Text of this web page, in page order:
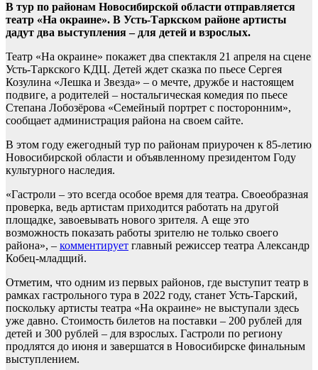
В тур по районам Новосибирской области отправляется
театр «На окраине». В Усть-Таркском районе артисты
дадут два выступления – для детей и взрослых.
Театр «На окраине» покажет два спектакля 21 апреля на сцене
Усть-Таркского КДЦ. Детей ждет сказка по пьесе Сергея
Козулина «Лешка и Звезда» – о мечте, дружбе и настоящем
подвиге, а родителей – ностальгическая комедия по пьесе
Степана Лобозёрова «Семейный портрет с посторонним»,
сообщает администрация района на своем сайте.
В этом году ежегодный тур по районам приурочен к 85-летию
Новосибирской области и объявленному президентом Году
культурного наследия.
«Гастроли – это всегда особое время для театра. Своеобразная
проверка, ведь артистам приходится работать на другой
площадке, завоевывать нового зрителя. А еще это
возможность показать работы зрителю не только своего
района», – комментирует главный режиссер театра Александр
Кобец-младщий.
Отметим, что одним из первых районов, где выступит театр в
рамках гастрольного тура в 2022 году, станет Усть-Тарский,
поскольку артисты театра «На окраине» не выступали здесь
уже давно. Стоимость билетов на поставки – 200 рублей для
детей и 300 рублей – для взрослых. Гастроли по региону
продлятся до июня и завершатся в Новосибирске финальным
выступлением.